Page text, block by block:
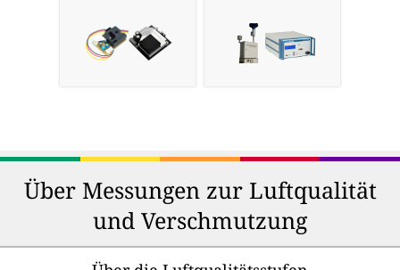
Über Messungen zur Luftqualität
und Verschmutzung